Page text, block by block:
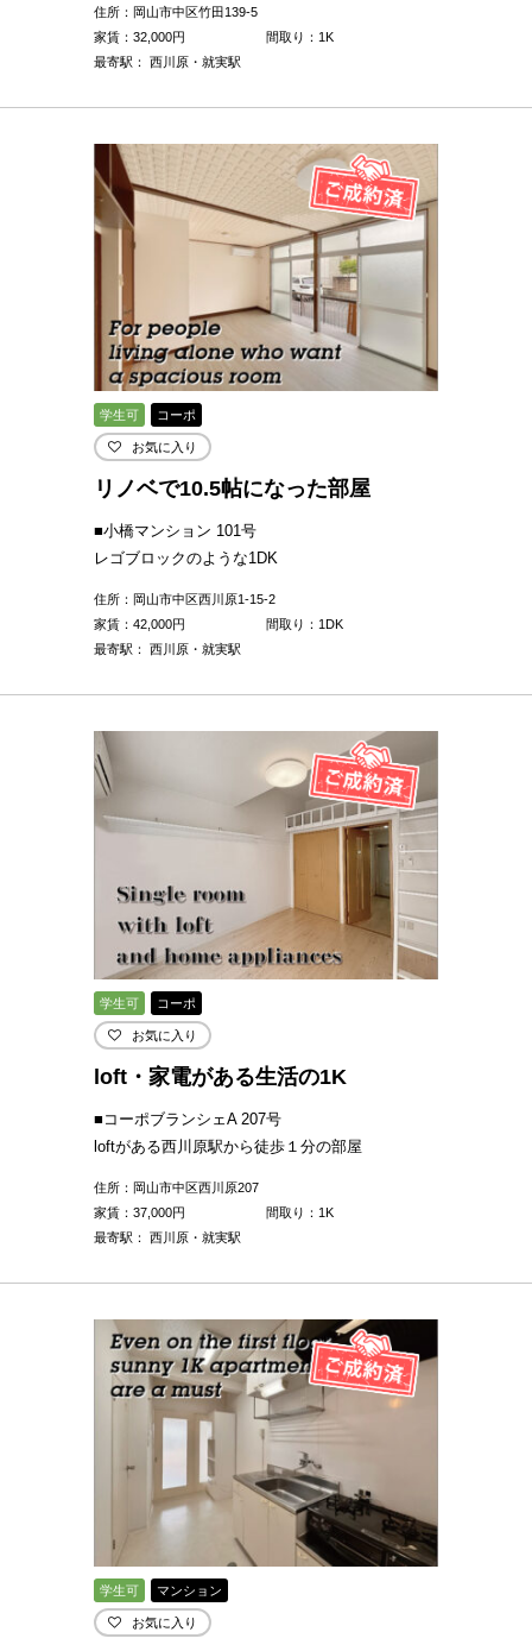
住所：岡山市中区竹田139-5
家賃： 32,000円
間取り：1K
最寄駅： 西川原・就実駅
学生可 コーポ
お気に入り
リノベで10.5帖になった部屋
■小橋マンション 101号
レゴブロックのような1DK
住所：岡山市中区西川原1-15-2
家賃： 42,000円
間取り：1DK
最寄駅： 西川原・就実駅
学生可 コーポ
お気に入り
loft・家電がある生活の1K
■コーポブランシェA 207号
loftがある西川原駅から徒歩１分の部屋
住所：岡山市中区西川原207
家賃： 37,000円
間取り：1K
最寄駅： 西川原・就実駅
学生可 マンション
お気に入り